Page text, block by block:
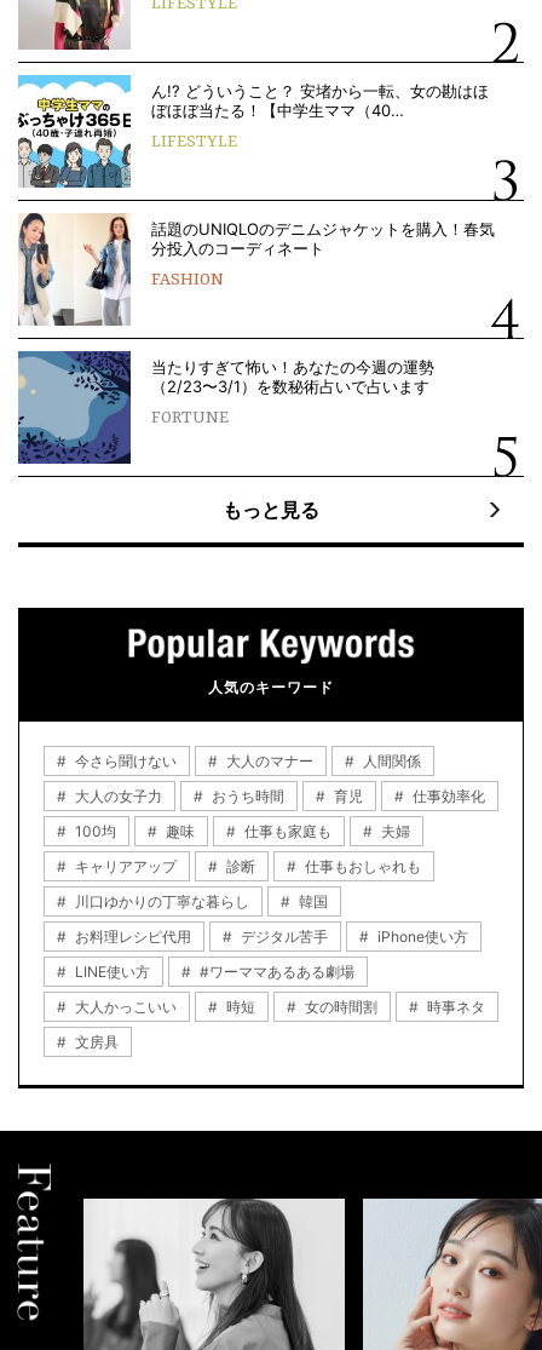
ん!? どういうこと？ 安堵から一転、女の勘はほ
ぼほぼ当たる！【中学生ママ（40…
LIFESTYLE
話題のUNIQLOのデニムジャケットを購入！春気
分投入のコーディネート
FASHION
当たりすぎて怖い！あなたの今週の運勢
（2/23〜3/1）を数秘術占いで占います
FORTUNE
もっと見る
人気のキーワード
今さら聞けない 大人のマナー
人間関係
大人の女子力
おうち時間 育児
仕事効率化
100均
趣味 仕事も家庭も
夫婦
キャリアアップ
診断
仕事もおしゃれも
川口ゆかりの丁寧な暮らし
韓国
お料理レシピ代用
デジタル苦手
iPhone使い方
LINE使い方
#ワーママあるある劇場
大人かっこいい
時短 女の時間割
時事ネタ
文房具